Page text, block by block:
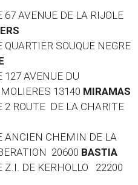
67 AVENUE DE LA RIJOLE
SOUQUE NEGRE
127 AVENUE DU
13140 MIRAMAS
2 ROUTE DE LA CHARITE
ANCIEN CHEMIN DE LA
20600 BASTIA
Z.I. DE KERHOLLO 22200